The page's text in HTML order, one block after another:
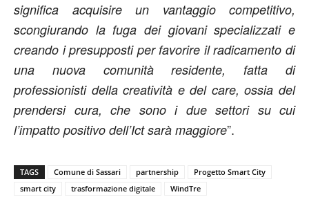
significa acquisire un vantaggio competitivo,
scongiurando la fuga dei giovani specializzati e
creando i presupposti per favorire il radicamento di
una nuova comunità residente, fatta di
professionisti della creatività e del care, ossia del
prendersi cura, che sono i due settori su cui
l’impatto positivo dell’Ict sarà maggiore”.
TAGS Comune di Sassari partnership
Progetto Smart City
smart city
trasformazione digitale WindTre